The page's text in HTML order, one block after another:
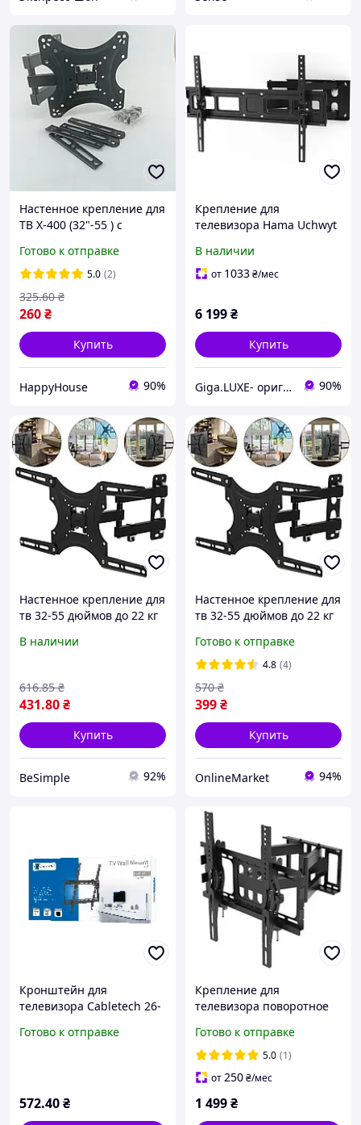
Настенное крепление для
ТВ X-400 (32"-55 ) с
HP227
Готово к отправке
5.0 (2)
260₴
325.60 ₴
Купить
HappyHouse 90%
Крепление для
телевизора Hama Uchwyt
FullMotion Scissor Arms
(118126)
В наличии
от 1033₴/мес
6 199₴
Купить
Giga.LUXE- оригинальная техника 90%
Настенное крепление для
тв 32-55 дюймов до 22 кг
телевизора с поворотом
В наличии
431.80₴
616.85 ₴
Купить
BeSimple 92%
Настенное крепление для
тв 32-55 дюймов до 22 кг
Кронштейн для
телевизора с поворотом
Готово к отправке
4.8 (4)
399₴
570 ₴
Купить
OnlineMarket 94%
Кронштейн для
телевизора Cabletech 26-
Настенное крепление
Готово к отправке
572.40₴
Крепление для
телевизора поворотное
Держатель для ТВ
Готово к отправке
5.0 (1)
от250₴/мес
1 499₴